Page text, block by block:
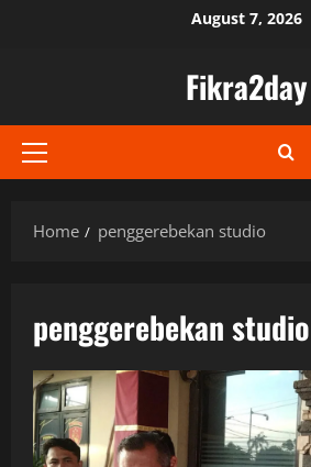
August 7, 2026
Fikra2day
Primary
Home penggerebekan studio
penggerebekan studio